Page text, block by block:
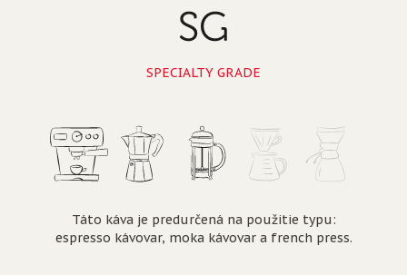
SPECIALTY GRADE
Táto káva je predurčená na použitie typu:
espresso kávovar, moka kávovar a french press.